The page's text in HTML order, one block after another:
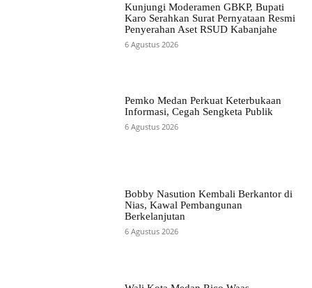
Kunjungi Moderamen GBKP, Bupati
Karo Serahkan Surat Pernyataan Resmi
Penyerahan Aset RSUD Kabanjahe
6 Agustus 2026
Pemko Medan Perkuat Keterbukaan
Informasi, Cegah Sengketa Publik
6 Agustus 2026
Bobby Nasution Kembali Berkantor di
Nias, Kawal Pembangunan
Berkelanjutan
6 Agustus 2026